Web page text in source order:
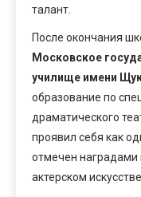
талант.
После окончания
Московское
училище имени
образование по
драматического
проявил себя как
отмечен наградами
актерском искусстве.